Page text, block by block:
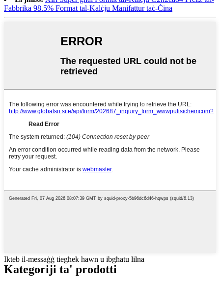
Fabbrika 98.5% Format tal-Kalċju Manifattur taċ-Ċina
Ikteb il-messaġġ tiegħek hawn u ibgħatu lilna
Kategoriji ta' prodotti